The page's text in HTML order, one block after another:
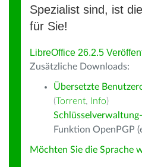
Spezialist sind, ist
für Sie!
LibreOffice 26.2.5
Zusätzliche Downloads:
Übersetzte
(Torrent, Info)
Funktion OpenPGP
Möchten Sie die Sprache